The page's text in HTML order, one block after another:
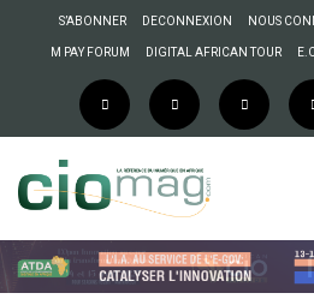
S’ABONNER DECONNEXION NOUS
M PAY FORUM DIGITAL AFRICAN TOUR